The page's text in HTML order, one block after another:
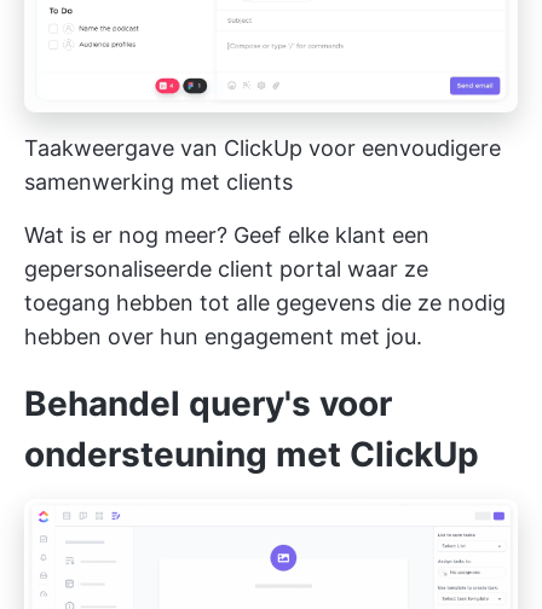
Taakweergave van ClickUp voor eenvoudigere
samenwerking met clients
Wat is er nog meer? Geef elke klant een
gepersonaliseerde client portal waar ze
toegang hebben tot alle gegevens die ze nodig
hebben over hun engagement met jou.
Behandel query's voor
ondersteuning met ClickUp